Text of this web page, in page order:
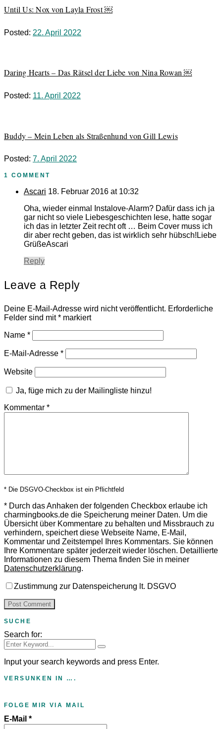
Until Us: Nox von Layla Frost ￼
Posted: 22. April 2022
Daring Hearts – Das Rätsel der Liebe von Nina Rowan ￼
Posted: 11. April 2022
Buddy – Mein Leben als Straßenhund von Gill Lewis
Posted: 7. April 2022
1 COMMENT
Ascari 18. Februar 2016 at 10:32
Oha, wieder einmal Instalove-Alarm? Dafür dass ich ja
gar nicht so viele Liebesgeschichten lese, hatte sogar
ich das in letzter Zeit recht oft … Beim Cover muss ich
dir aber recht geben, das ist wirklich sehr hübsch!Liebe
GrüßeAscari
Reply
Leave a Reply
Deine E-Mail-Adresse wird nicht veröffentlicht. Erforderliche
Felder sind mit* markiert
Name *
E-Mail-Adresse *
Website
Ja, füge mich zu der Mailingliste hinzu!
Kommentar *
* Die DSGVO-Checkbox ist ein Pflichtfeld
* Durch das Anhaken der folgenden Checkbox erlaube ich
charmingbooks.de die Speicherung meiner Daten. Um die
Übersicht über Kommentare zu behalten und Missbrauch zu
verhindern, speichert diese Webseite Name, E-Mail,
Kommentar und Zeitstempel Ihres Kommentars. Sie können
Ihre Kommentare später jederzeit wieder löschen. Detaillierte
Informationen zu diesem Thema finden Sie in meiner
Datenschutzerklärung.
Zustimmung zur Datenspeicherung lt. DSGVO
SUCHE
Search for:
Input your search keywords and press Enter.
VERSUNKEN IN ….
FOLGE MIR VIA MAIL
E-Mail *